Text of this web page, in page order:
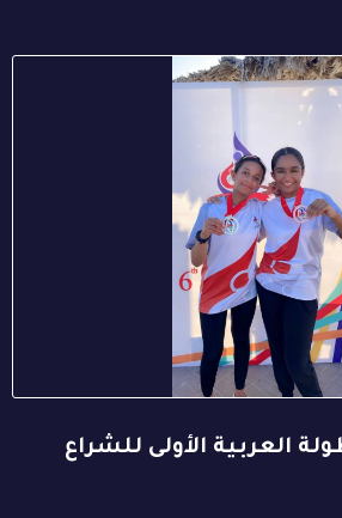
العربية الأولى للشراع